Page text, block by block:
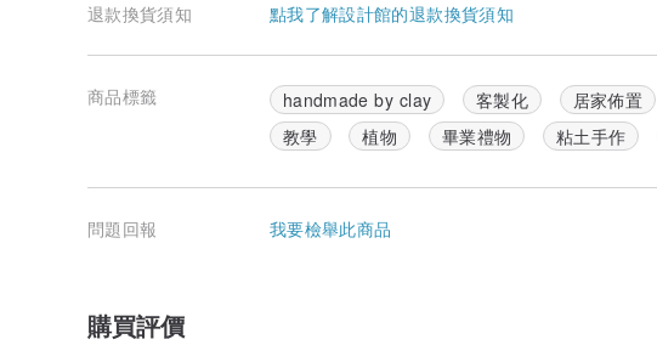
退款換貨須知 點我了解設計館的退款換貨須知
商品標籤 handmade by clay 客製化 居家佈置
教學
植物 畢業禮物 粘土手作
問題回報 我要檢舉此商品
購買評價